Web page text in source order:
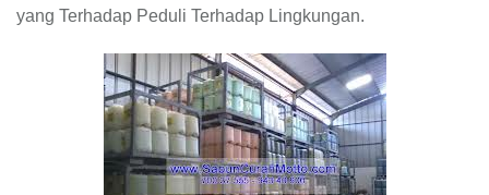
yang Terhadap Peduli Terhadap Lingkungan.